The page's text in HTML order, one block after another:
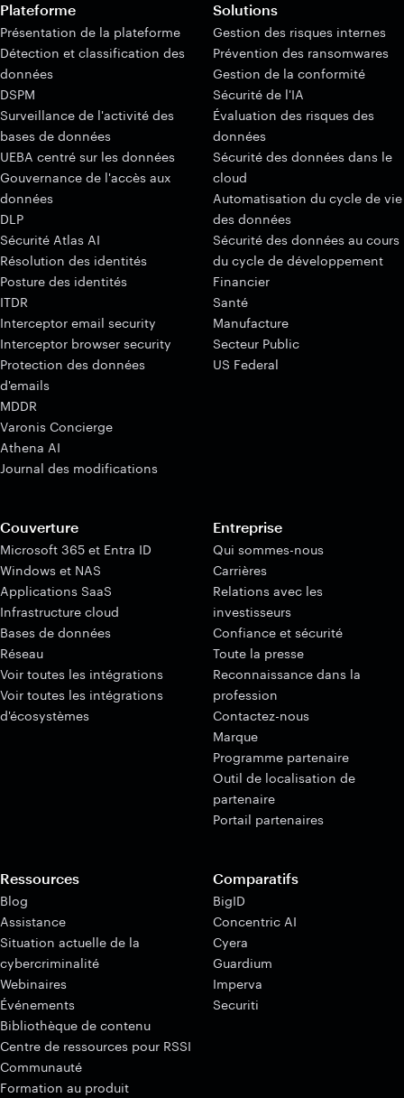
Plateforme
Présentation de la plateforme
Détection et classification des
données
DSPM
Surveillance de l'activité des
bases de données
UEBA centré sur les données
Gouvernance de l'accès aux
données
DLP
Sécurité Atlas AI
Résolution des identités
Posture des identités
ITDR
Interceptor email security
Interceptor browser security
Protection des données
d'emails
MDDR
Varonis Concierge
Athena AI
Journal des modifications
Solutions
Gestion des risques internes
Prévention des ransomwares
Gestion de la conformité
Sécurité de l'IA
Évaluation des risques des
données
Sécurité des données dans le
cloud
Automatisation du cycle de vie
des données
Sécurité des données au cours
du cycle de développement
Financier
Santé
Manufacture
Secteur Public
US Federal
Couverture
Microsoft 365 et Entra ID
Windows et NAS
Applications SaaS
Infrastructure cloud
Bases de données
Réseau
Voir toutes les intégrations
Voir toutes les intégrations
d'écosystèmes
Entreprise
Qui sommes-nous
Carrières
Relations avec les
investisseurs
Confiance et sécurité
Toute la presse
Reconnaissance dans la
profession
Contactez-nous
Marque
Programme partenaire
Outil de localisation de
partenaire
Portail partenaires
Ressources
Blog
Assistance
Situation actuelle de la
cybercriminalité
Webinaires
Événements
Bibliothèque de contenu
Centre de ressources pour RSSI
Communauté
Formation au produit
Comparatifs
BigID
Concentric AI
Cyera
Guardium
Imperva
Securiti